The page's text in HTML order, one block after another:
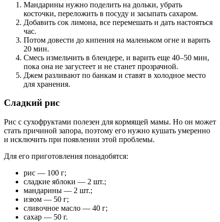
Мандарины нужно поделить на дольки, убрать
косточки, переложить в посуду и засыпать сахаром.
Добавить сок лимона, все перемешать и дать настояться
час.
Потом довести до кипения на маленьком огне и варить
20 мин.
Смесь измельчить в блендере, и варить еще 40–50 мин,
пока она не загустеет и не станет прозрачной.
Джем разливают по банкам и ставят в холодное место
для хранения.
Сладкий рис
Рис с сухофруктами полезен для кормящей мамы. Но он может
стать причиной запора, поэтому его нужно кушать умеренно
и исключить при появлении этой проблемы.
Для его приготовления понадобятся:
рис — 100 г;
сладкие яблоки — 2 шт.;
мандарины — 2 шт.;
изюм — 50 г;
сливочное масло — 40 г;
сахар — 50 г.